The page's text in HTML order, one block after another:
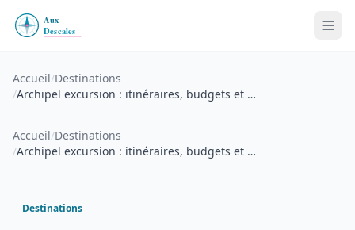
Accueil/Destinations
/Archipel excursion : itinéraires, budgets et …
Accueil/Destinations
/Archipel excursion : itinéraires, budgets et …
Destinations